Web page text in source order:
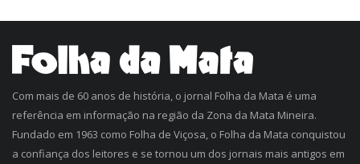
Com mais de 60 anos de história, o jornal Folha da Mata é uma
referência em informação na região da Zona da Mata Mineira.
Fundado em 1963 como Folha de Viçosa, o Folha da Mata conquistou
a confiança dos leitores e se tornou um dos jornais mais antigos em